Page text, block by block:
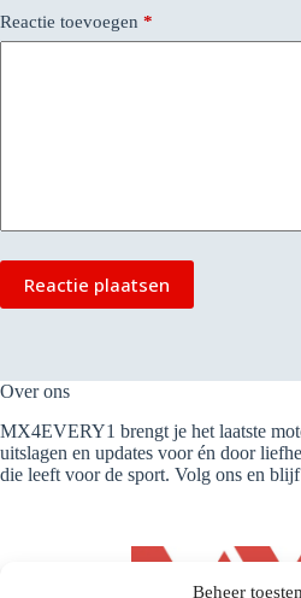
Beheer
Reactie toevoegen *
Reactie plaatsen
Over ons
MX4EVERY1 brengt je het laatste
uitslagen en updates voor én door
die leeft voor de sport. Volg ons en